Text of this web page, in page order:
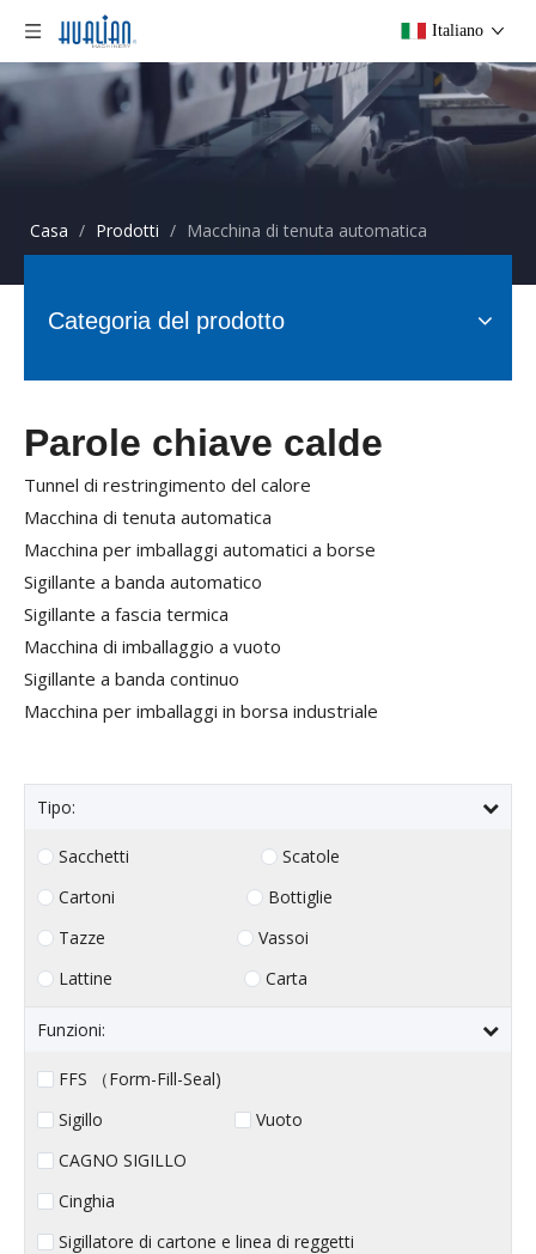
Italiano
Casa / Prodotti / Macchina di tenuta automatica
Categoria del prodotto
Parole chiave calde
Tunnel di restringimento del calore
Macchina di tenuta automatica
Macchina per imballaggi automatici a borse
Sigillante a banda automatico
Sigillante a fascia termica
Macchina di imballaggio a vuoto
Sigillante a banda continuo
Macchina per imballaggi in borsa industriale
Tipo:
Sacchetti
Scatole
Cartoni
Bottiglie
Tazze
Vassoi
Lattine
Carta
Funzioni:
FFS （Form-Fill-Seal)
Sigillo
Vuoto
CAGNO SIGILLO
Cinghia
Sigillatore di cartone e linea di reggetti